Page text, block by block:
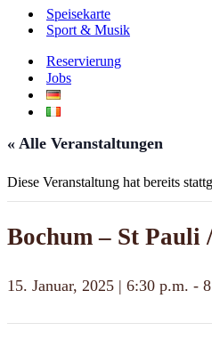
Speisekarte
Sport & Musik
Reservierung
Jobs
« Alle Veranstaltungen
Diese Veranstaltung hat bereits
Bochum – St Pauli
15. Januar, 2025 | 6:30 p.m. -